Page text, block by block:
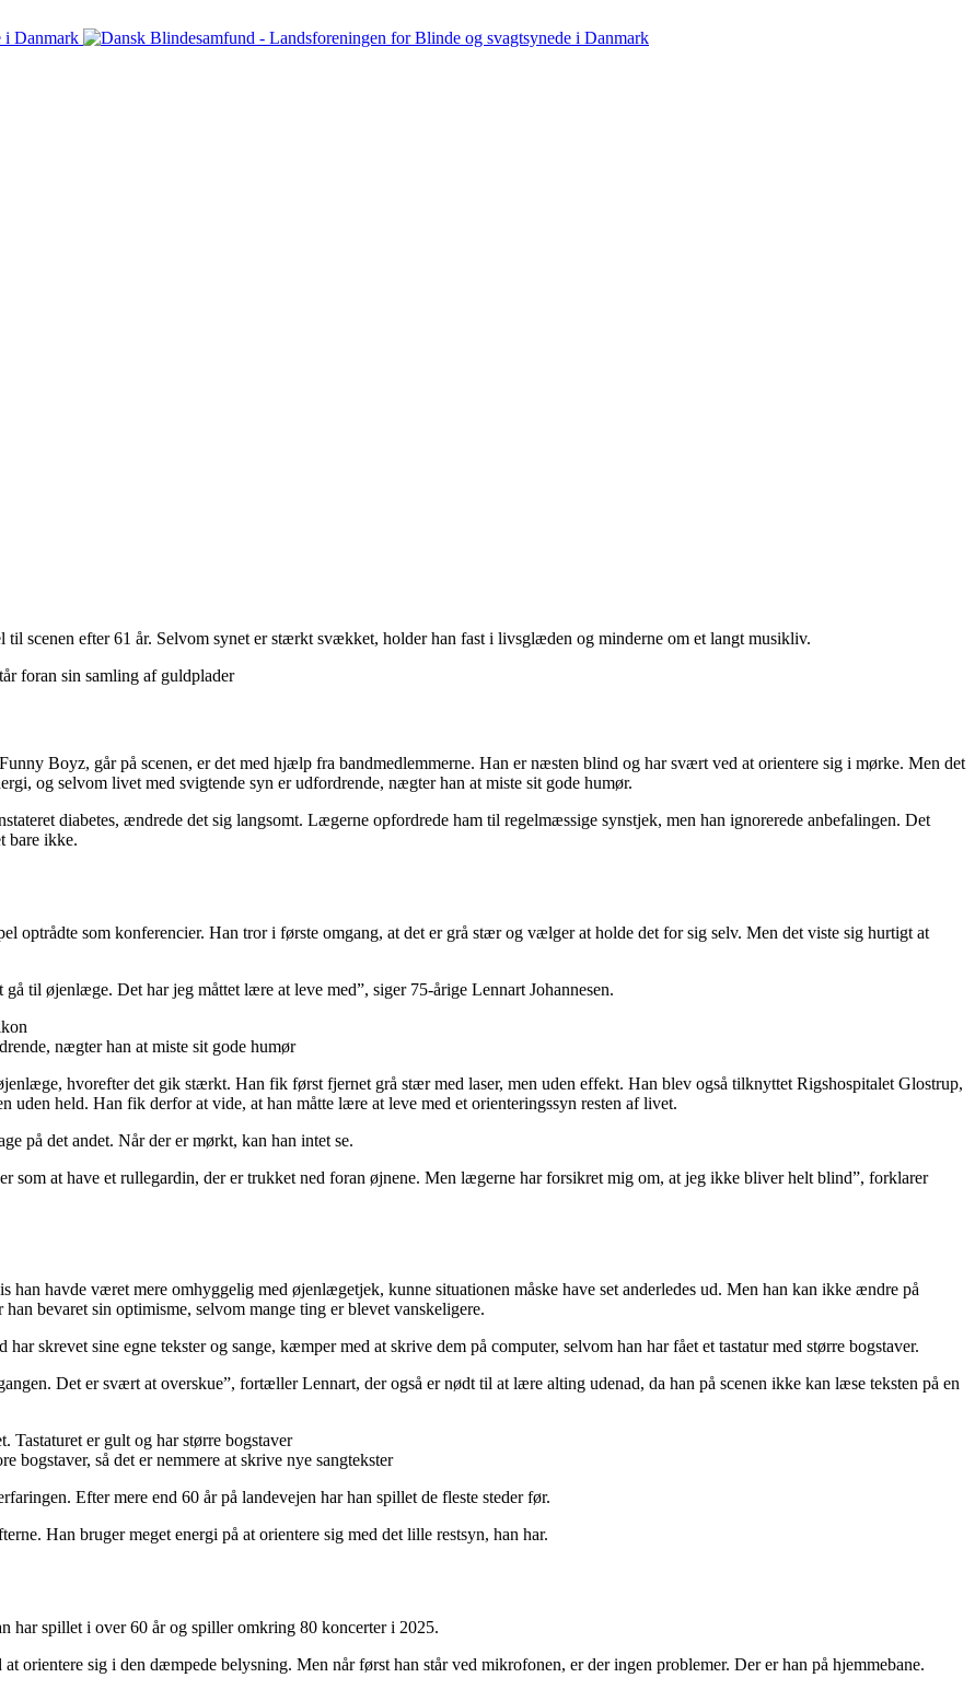
scenen efter 61 år. Selvom synet er stærkt svækket, holder han fast i livsglæden og minderne om et langt musikliv.
Boyz, går på scenen, er det med hjælp fra bandmedlemmerne. Han er næsten blind og har svært ved at orientere sig i mørke. Men det
og selvom livet med svigtende syn er udfordrende, nægter han at miste sit gode humør.
diabetes, ændrede det sig langsomt. Lægerne opfordrede ham til regelmæssige synstjek, men han ignorerede anbefalingen. Det
bare ikke.
optrådte som konferencier. Han tror i første omgang, at det er grå stær og vælger at holde det for sig selv. Men det viste sig hurtigt at
til øjenlæge. Det har jeg måttet lære at leve med”, siger 75-årige Lennart Johannesen.
nægter han at miste sit gode humør
hvorefter det gik stærkt. Han fik først fjernet grå stær med laser, men uden effekt. Han blev også tilknyttet Rigshospitalet Glostrup,
uden held. Han fik derfor at vide, at han måtte lære at leve med et orienteringssyn resten af livet.
på det andet. Når der er mørkt, kan han intet se.
som at have et rullegardin, der er trukket ned foran øjnene. Men lægerne har forsikret mig om, at jeg ikke bliver helt blind”, forklarer
han havde været mere omhyggelig med øjenlægetjek, kunne situationen måske have set anderledes ud. Men han kan ikke ændre på
bevaret sin optimisme, selvom mange ting er blevet vanskeligere.
skrevet sine egne tekster og sange, kæmper med at skrive dem på computer, selvom han har fået et tastatur med større bogstaver.
Det er svært at overskue”, fortæller Lennart, der også er nødt til at lære alting udenad, da han på scenen ikke kan læse teksten på en
bogstaver, så det er nemmere at skrive nye sangtekster
Efter mere end 60 år på landevejen har han spillet de fleste steder før.
Han bruger meget energi på at orientere sig med det lille restsyn, han har.
har spillet i over 60 år og spiller omkring 80 koncerter i 2025.
orientere sig i den dæmpede belysning. Men når først han står ved mikrofonen, er der ingen problemer. Der er han på hjemmebane.